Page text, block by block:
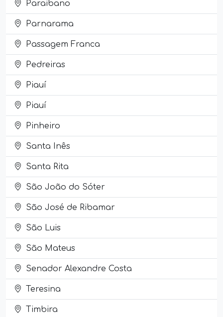
Paraibano
Parnarama
Passagem Franca
Pedreiras
Piauí
Piauí
Pinheiro
Santa Inês
Santa Rita
São João do Sóter
São José de Ribamar
São Luis
São Mateus
Senador Alexandre Costa
Teresina
Timbira